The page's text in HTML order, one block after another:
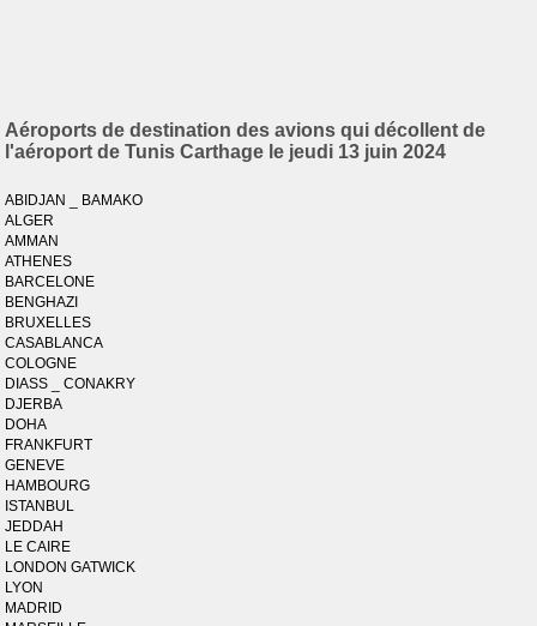
Aéroports de destination des avions qui décollent de
l'aéroport de Tunis Carthage le jeudi 13 juin 2024
ABIDJAN _ BAMAKO
ALGER
AMMAN
ATHENES
BARCELONE
BENGHAZI
BRUXELLES
CASABLANCA
COLOGNE
DIASS _ CONAKRY
DJERBA
DOHA
FRANKFURT
GENEVE
HAMBOURG
ISTANBUL
JEDDAH
LE CAIRE
LONDON GATWICK
LYON
MADRID